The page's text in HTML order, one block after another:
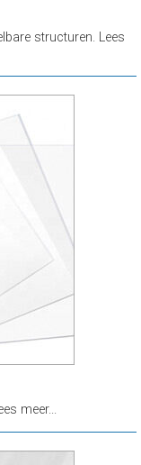
structuren. Lees
meer...